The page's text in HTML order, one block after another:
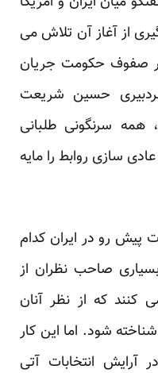
از آغاز آن تلاش می
در صفوف حکومت جریان
حسین شریعت
سرنگونی طلبانی
سازی روابط را مایه
پیش رو در ایران کدام
صاحب نظران از
که از نظر آنان
شود. اما این کار
انتخابات آتی